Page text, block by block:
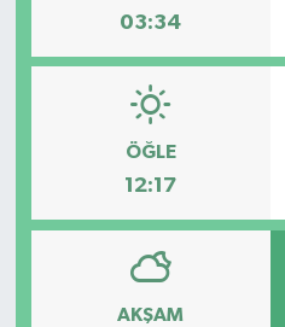
03:34
ÖĞLE
12:17
AKŞAM